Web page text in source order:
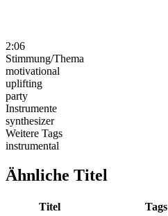
2:06
Stimmung/Thema
motivational
uplifting
party
Instrumente
synthesizer
Weitere Tags
instrumental
Ähnliche Titel
Titel Tags